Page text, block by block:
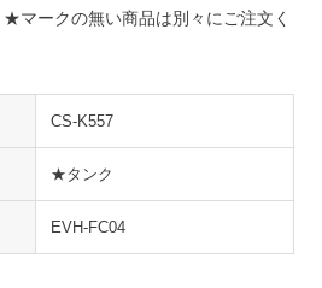
マークの無い商品は別々にご注文く
CS-K557
★タンク
EVH-FC04